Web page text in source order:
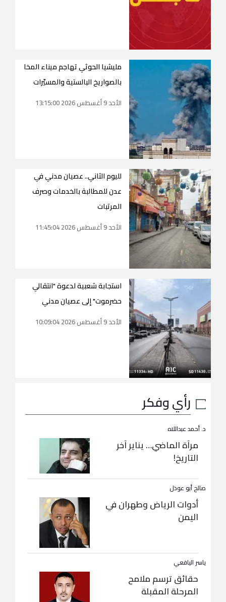
مليشيا الحوثي تهاجم ميناء المخا
بالصواريخ البالستية والمسيّرات
الأحد 9 أغسطس 2026 13:15:00
لليوم الثاني.. عصيان مدني في
عدن للمطالبة بالخدمات وصرف
المرتبات
الأحد 9 أغسطس 2026 11:45:04
استجابة شعبية لدعوة "انتقالي
حضرموت" إلى عصيان مدني
الأحد 9 أغسطس 2026 10:09:04
رأي وفكر
د. أحمد عبداللاه
مرآة الماضي… يناير آخر
التاريخ!
صالح أبو عوذل
أدوات الرياض وطهران في
اليمن
ياسر اليافعي
حقائق ترسم ملامح
المرحلة المقبلة